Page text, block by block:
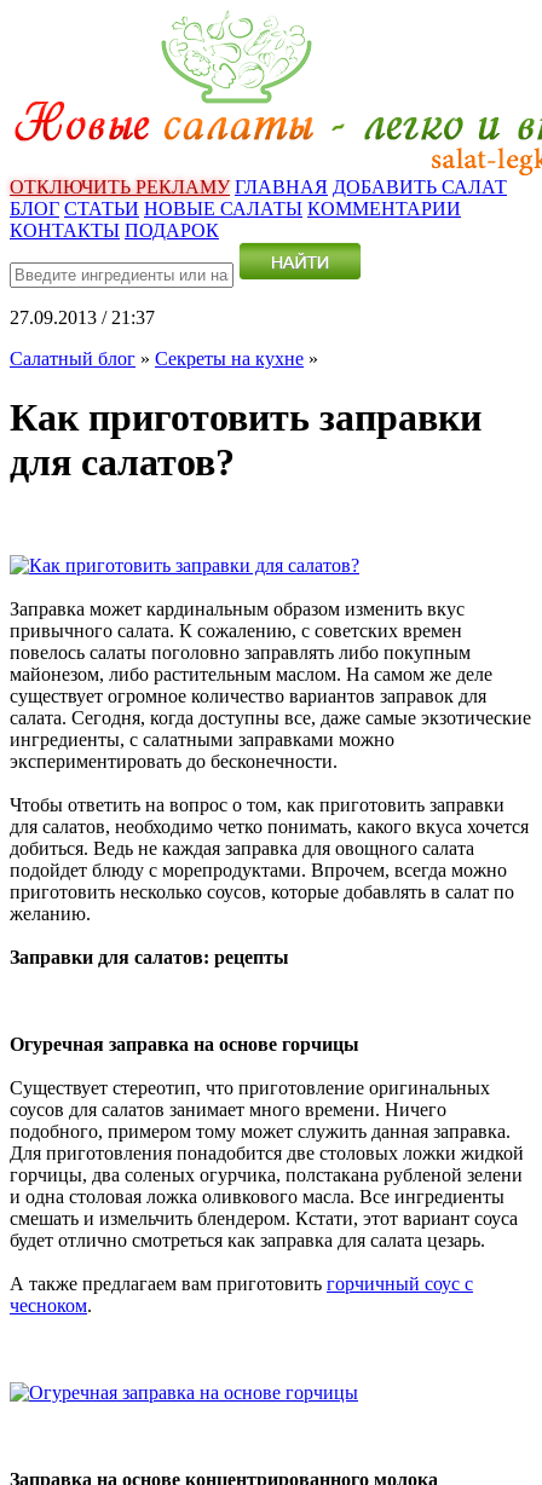
ОТКЛЮЧИТЬ РЕКЛАМУ ГЛАВНАЯ ДОБАВИТЬ САЛАТ
БЛОГ СТАТЬИ НОВЫЕ САЛАТЫ КОММЕНТАРИИ
КОНТАКТЫ ПОДАРОК
27.09.2013 / 21:37
Салатный блог » Секреты на кухне »
Как приготовить заправки
для салатов?
Заправка может кардинальным образом изменить вкус
привычного салата. К сожалению, с советских времен
повелось салаты поголовно заправлять либо покупным
майонезом, либо растительным маслом. На самом же деле
существует огромное количество вариантов заправок для
салата. Сегодня, когда доступны все, даже самые экзотические
ингредиенты, с салатными заправками можно
экспериментировать до бесконечности.
Чтобы ответить на вопрос о том, как приготовить заправки
для салатов, необходимо четко понимать, какого вкуса хочется
добиться. Ведь не каждая заправка для овощного салата
подойдет блюду с морепродуктами. Впрочем, всегда можно
приготовить несколько соусов, которые добавлять в салат по
желанию.
Заправки для салатов: рецепты
Огуречная заправка на основе горчицы
Существует стереотип, что приготовление оригинальных
соусов для салатов занимает много времени. Ничего
подобного, примером тому может служить данная заправка.
Для приготовления понадобится две столовых ложки жидкой
горчицы, два соленых огурчика, полстакана рубленой зелени
и одна столовая ложка оливкового масла. Все ингредиенты
смешать и измельчить блендером. Кстати, этот вариант соуса
будет отлично смотреться как заправка для салата цезарь.
А также предлагаем вам приготовить горчичный соус с
чесноком.
Заправка на основе концентрированного молока